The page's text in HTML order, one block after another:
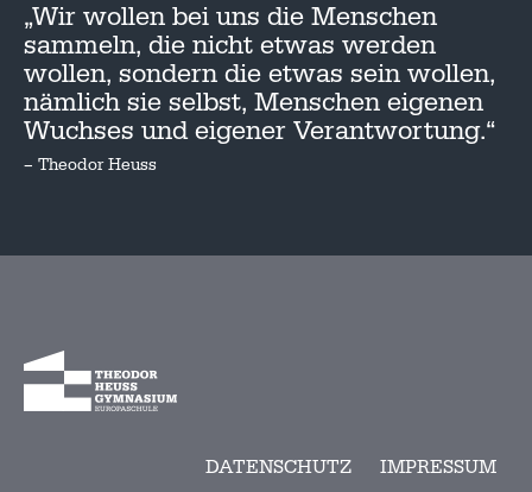
„Wir wollen bei uns die Menschen
sammeln, die nicht etwas werden
wollen, sondern die etwas sein wollen,
nämlich sie selbst, Menschen eigenen
Wuchses und eigener Verantwortung.“
– Theodor Heuss
DATENSCHUTZ IMPRESSUM